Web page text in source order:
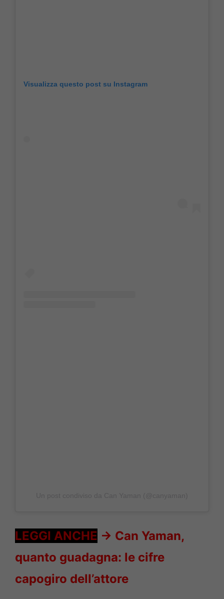
Visualizza questo post su Instagram
LEGGI ANCHE -> Can Yaman,
quanto guadagna: le cifre
capogiro dell’attore